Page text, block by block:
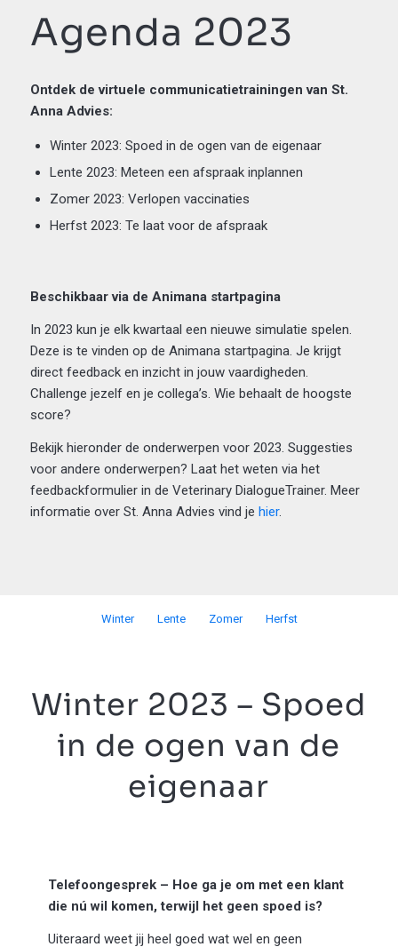
Agenda 2023
Ontdek de virtuele communicatietrainingen van St.
Anna Advies:
Winter 2023: Spoed in de ogen van de eigenaar
Lente 2023: Meteen een afspraak inplannen
Zomer 2023: Verlopen vaccinaties
Herfst 2023: Te laat voor de afspraak
Beschikbaar via de Animana startpagina
In 2023 kun je elk kwartaal een nieuwe simulatie spelen.
Deze is te vinden op de Animana startpagina. Je krijgt
direct feedback en inzicht in jouw vaardigheden.
Challenge jezelf en je collega’s. Wie behaalt de hoogste
score?
Bekijk hieronder de onderwerpen voor 2023. Suggesties
voor andere onderwerpen? Laat het weten via het
feedbackformulier in de Veterinary DialogueTrainer. Meer
informatie over St. Anna Advies vind je hier.
Winter Lente Zomer Herfst
Winter 2023 – Spoed
in de ogen van de
eigenaar
Telefoongesprek – Hoe ga je om met een klant
die nú wil komen, terwijl het geen spoed is?
Uiteraard weet jij heel goed wat wel en geen